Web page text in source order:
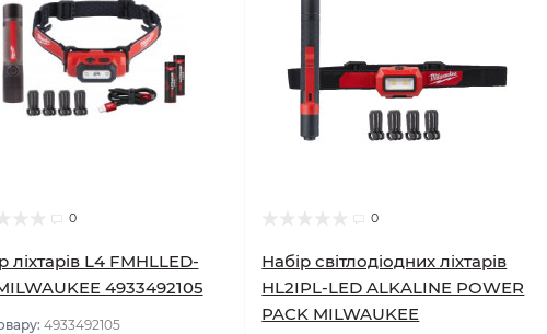
0
ліхтарів L4 FMHLLED-
4933492105
4933492105
0
Набір світлодіодних ліхтарів
HL2IPL-LED ALKALINE POWER
PACK MILWAUKEE